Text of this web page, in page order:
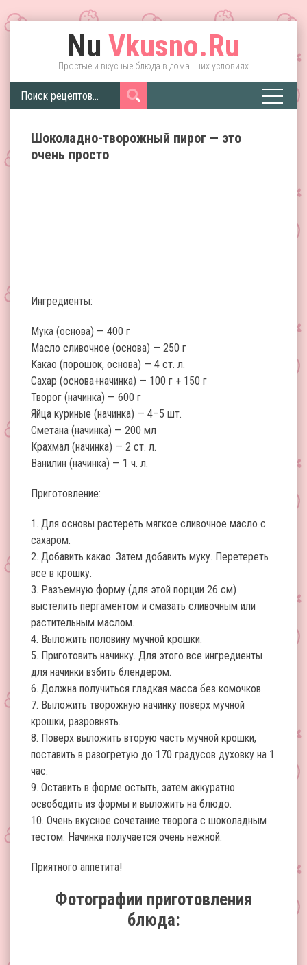
Nu Vkusno.Ru
Простые и вкусные блюда в домашних условиях
Шоколадно-творожный пирог — это
очень просто
Ингредиенты:
Мука (основа) — 400 г
Масло сливочное (основа) — 250 г
Какао (порошок, основа) — 4 ст. л.
Сахар (основа+начинка) — 100 г + 150 г
Творог (начинка) — 600 г
Яйца куриные (начинка) — 4–5 шт.
Сметана (начинка) — 200 мл
Крахмал (начинка) — 2 ст. л.
Ванилин (начинка) — 1 ч. л.
Приготовление:
1. Для основы растереть мягкое сливочное масло с
сахаром.
2. Добавить какао. Затем добавить муку. Перетереть
все в крошку.
3. Разъемную форму (для этой порции 26 см)
выстелить пергаментом и смазать сливочным или
растительным маслом.
4. Выложить половину мучной крошки.
5. Приготовить начинку. Для этого все ингредиенты
для начинки взбить блендером.
6. Должна получиться гладкая масса без комочков.
7. Выложить творожную начинку поверх мучной
крошки, разровнять.
8. Поверх выложить вторую часть мучной крошки,
поставить в разогретую до 170 градусов духовку на 1
час.
9. Оставить в форме остыть, затем аккуратно
освободить из формы и выложить на блюдо.
10. Очень вкусное сочетание творога с шоколадным
тестом. Начинка получается очень нежной.
Приятного аппетита!
Фотографии приготовления
блюда: